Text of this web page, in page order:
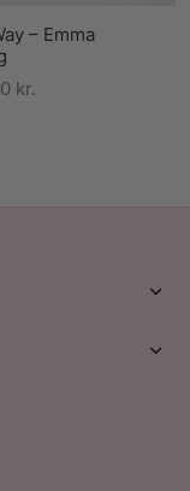
– Emma
kr.